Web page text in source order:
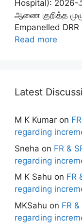
Hospital):
ஆணை குறித்த
Empanelled
Read more
Latest
M K Kumar on
regarding
Sneha on FR &
regarding
M K Sahu on FR
regarding
MKSahu on FR
regarding